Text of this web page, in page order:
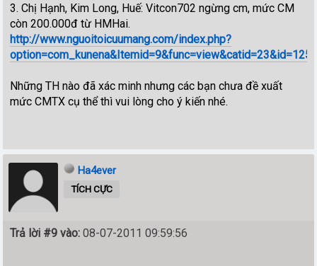
3. Chị Hạnh, Kim Long, Huế: Vitcon702 ngừng cm, mức CM
còn 200.000đ từ HMHai.
http://www.nguoitoicuumang.com/index.php?
Những TH nào đã xác minh nhưng các bạn chưa đề xuất
mức CMTX cụ thể thì vui lòng cho ý kiến nhé.
Ha4ever
TÍCH CỰC
Trả lời #9 vào: 08-07-2011 09:59:56